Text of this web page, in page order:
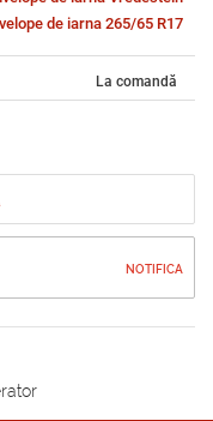
de iarna 265/65 R17
La comandă
NOTIFICA